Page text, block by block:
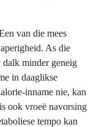
van die mees
As die
minder geneig
in daaglikse
inname nie, kan
ook vroeë navorsing
tempo kan